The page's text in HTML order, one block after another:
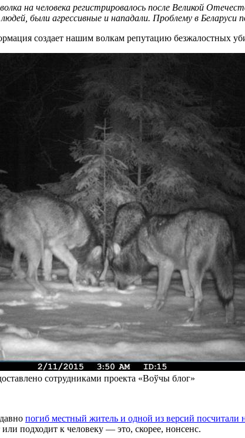
на человека регистрировалось после Великой
были агрессивные и нападали. Проблему в Беларуси
создает нашим волкам репутацию безжалостных
сотрудниками проекта «Воўчы блог»
погиб местный житель и одной из версий посчитали
или подходит к человеку — это, скорее, нонсенс.